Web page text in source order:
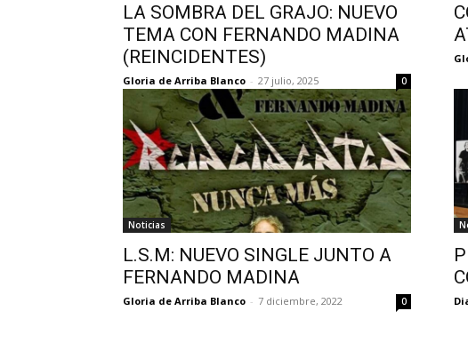
LA SOMBRA DEL GRAJO: NUEVO
TEMA CON FERNANDO MADINA
(REINCIDENTES)
Gloria de Arriba Blanco - 27 julio, 2025 0
Noticias
L.S.M: NUEVO SINGLE JUNTO A
FERNANDO MADINA
Gloria de Arriba Blanco - 7 diciembre, 2022 0